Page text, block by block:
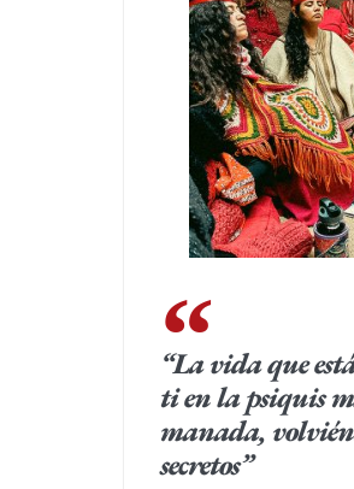
“La vida que
ti en la psiquis
manada,
secretos”